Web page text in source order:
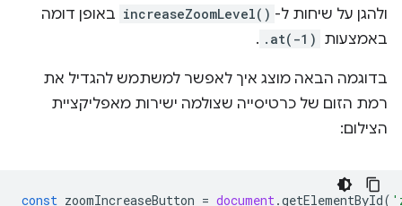
ולהגן על שיחות ל- increaseZoomLevel() באופן דומה
באמצעות .at(-1)
.
בדוגמה הבאה מוצג איך לאפשר למשתמש להגדיל את
רמת הזום של כרטיסייה שצולמה ישירות מאפליקציית
הצילום:
const zoomIncreaseButton = document.getElementById(